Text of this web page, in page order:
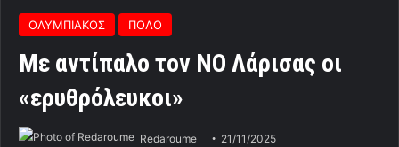
ΟΛΥΜΠΙΑΚΟΣ ΠΟΛΟ
Με αντίπαλο τον ΝΟ Λάρισας οι
«ερυθρόλευκοι»
Redaroume 21/11/2025